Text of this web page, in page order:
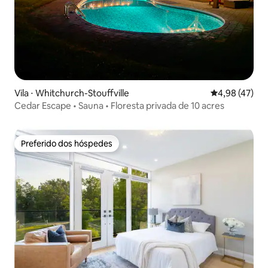
Vila ⋅ Whitchurch-Stouffville 4,98 de uma
4,98 (47)
Cedar Escape • Sauna • Floresta privada de 10 acres
Preferido dos hóspedes
Preferido dos hóspedes